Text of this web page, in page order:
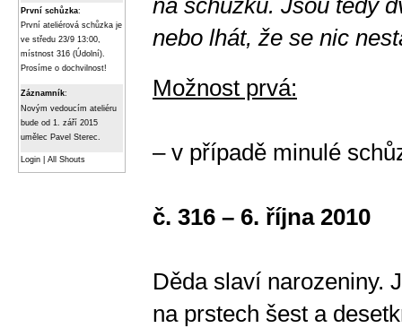
První schůzka:
První ateliérová schůzka je
ve středu 23/9 13:00,
místnost 316 (Údolní).
Prosíme o dochvilnost!
Záznamník:
Novým vedoucím ateliéru
bude od 1. září 2015
umělec Pavel Sterec.
Login All Shouts
na schůzku. Jsou tedy
nebo lhát, že se nic
Možnost prvá:
– v případě minulé
č. 316 – 6. října 2010
Děda slaví narozeniny.
na prstech šest a